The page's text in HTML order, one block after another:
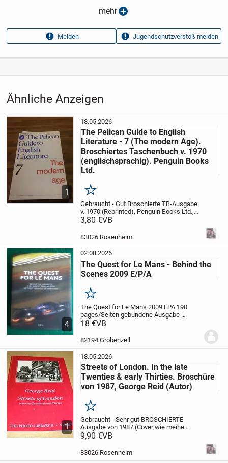
Ähnliche Anzeigen
1
18.05.2026
The Pelican Guide to English
Literature - 7 (The modern Age).
Broschiertes Taschenbuch v. 1970
(englischsprachig). Penguin Books
Ltd.
Merken
Gebraucht - Gut Broschierte TB-Ausgabe
v. 1970 (Reprinted), Penguin Books Ltd.,
englischsprachig (Cover wie meine
Anstreichungen - jedoch kleiner
3,80 €VB
83026 Rosenheim
4
02.08.2026
The Quest for Le Mans - Behind the
Scenes 2009 E/P/A
Merken
The Quest for Le Mans 2009 EPA 190
pages/Seiten gebundene Ausgabe
Zustand gut (leichte Stoßspuren an
18 €VB
82194 Gröbenzell
1
18.05.2026
Streets of London. In the late
Twenties & early Thirties. Broschüre
von 1987, George Reid (Autor)
Merken
Gebraucht - Sehr gut BROSCHIERTE
Ausgabe von 1987 (Cover wie meine
Abbildung). 31 Seiten - englischsprachig.
Keine Stempel, keine Anstreichungen,
kein Namenseintrag. Sauber und
ordentlich ! Versand...
9,90 €VB
83026 Rosenheim
31.07.2026
Anzeigen­kennung
b169a55e
Aufrufe dieser
418
Fremdsprachige Bücher
mehr
Melden Jugendschutzverstoß melden